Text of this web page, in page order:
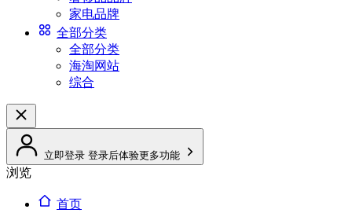
家电品牌
全部分类
全部分类
海淘网站
综合
立即登录 登录后体验更多功能
浏览
首页